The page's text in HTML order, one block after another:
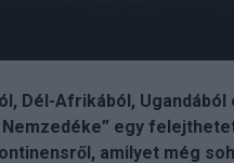
Dél-Afrikából,
egy
amilyet még